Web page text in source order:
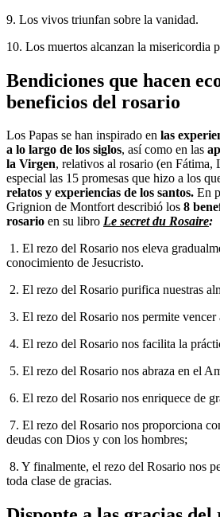
9. Los vivos triunfan sobre la vanidad.
10. Los muertos alcanzan la misericordia
Bendiciones que hacen
beneficios del rosario
Los Papas se han inspirado en las
a lo largo de los siglos, así como en las
la Virgen, relativos al rosario (en Fátima,
especial las 15 promesas que hizo a los
relatos y experiencias de los santos. En
Grignion de Montfort describió los 8
rosario en su libro Le secret du Rosaire:
1. El rezo del Rosario nos eleva
conocimiento de Jesucristo.
2. El rezo del Rosario purifica nuestras
3. El rezo del Rosario nos permite vencer
4. El rezo del Rosario nos facilita la
5. El rezo del Rosario nos abraza en el
6. El rezo del Rosario nos enriquece de
7. El rezo del Rosario nos proporciona
deudas con Dios y con los hombres;
8. Y finalmente, el rezo del Rosario nos
toda clase de gracias.